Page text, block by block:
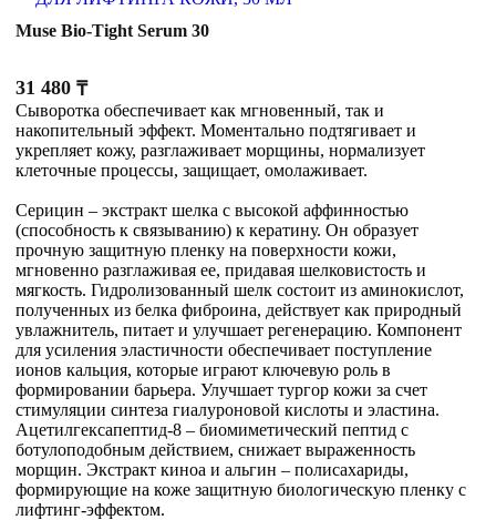
Muse Bio-Tight Serum 30
31 480 ₸
Сыворотка обеспечивает как мгновенный, так и
накопительный эффект. Моментально подтягивает и
укрепляет кожу, разглаживает морщины, нормализует
клеточные процессы, защищает, омолаживает.
Серицин – экстракт шелка с высокой аффинностью
(способность к связыванию) к кератину. Он образует
прочную защитную пленку на поверхности кожи,
мгновенно разглаживая ее, придавая шелковистость и
мягкость. Гидролизованный шелк состоит из аминокислот,
полученных из белка фиброина, действует как природный
увлажнитель, питает и улучшает регенерацию. Компонент
для усиления эластичности обеспечивает поступление
ионов кальция, которые играют ключевую роль в
формировании барьера. Улучшает тургор кожи за счет
стимуляции синтеза гиалуроновой кислоты и эластина.
Ацетилгексапептид-8 – биомиметический пептид с
ботулоподобным действием, снижает выраженность
морщин. Экстракт киноа и альгин – полисахариды,
формирующие на коже защитную биологическую пленку с
лифтинг-эффектом.